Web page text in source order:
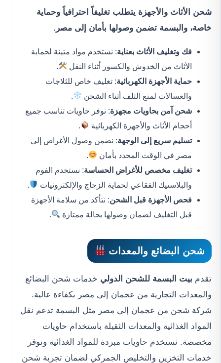
شحن الأثاث والأجهزة يتطلب تغليفاً احترافياً وحماية
خاصة، والبسمة تضمن وصولها بأمان إلى مصر.
فك وتغليف الأثاث بعناية: نستخدم مواد متينة لحماية
الأثاث من الخدوش والكسور أثناء النقل
.
حماية الأجهزة الكهربائية: تغليف خاص للثلاجات
والغسالات لمنع التلف أثناء الشحن
.
شحن آمن بحاويات مجهزة: نوفر حاويات تناسب جميع
أحجام الأثاث والأجهزة الكهربائية
.
تسليم سريع إلى الوجهة: نضمن وصول الأغراض إلى
مصر في الوقت المحدد بأمان
.
تغليف مخصص للأغراض الحساسة: نستخدم الفوم
والبلاستيك الفقاعي لحماية الزجاج والإلكترونيات
.
فحص الأجهزة قبل الشحن: نتأكد من سلامة الأجهزة
قبل التغليف لضمان وصولها بحالة ممتازة
.
شحن البضائع والمعدات
تقدم بيت البسمة للشحن الدولي خدمات شحن البضائع
والمعدات التجارية من عجمان إلى مصر بكفاءة عالية.
شركة شحن من عجمان إلى مصر مثل البسمة تدعم نقل
المواد الغذائية والمعدات الثقيلة باستخدام حاويات
مخصصة. نستخدم حاويات مبردة للمواد الغذائية ونوفر
خدمات التخزين والتخليص الجمركي لضمان تجربة شحن